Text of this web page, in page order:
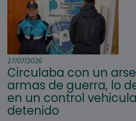
27/07/2026
Circulaba con un
armas de guerra, lo
en un control
detenido